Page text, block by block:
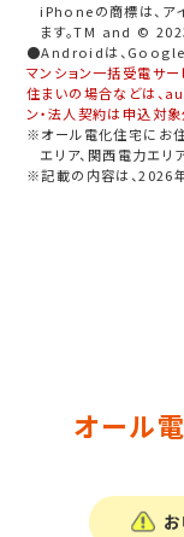
iPhoneの商標は、ア
ます。TM and ©
●Androidは、Google
マンション一括受電サ
住まいの場合などは、
ン・法人契約は申込対象
※オール電化住宅にお
エリア、関西電力エ
※記載の内容は、2026
オール